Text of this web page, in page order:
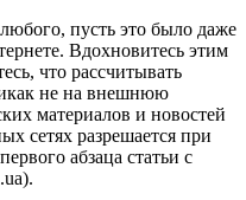
пусть это было даже
Вдохновитесь этим
что рассчитывать
не на внешнюю
материалов и новостей
сетях разрешается при
абзаца статьи с